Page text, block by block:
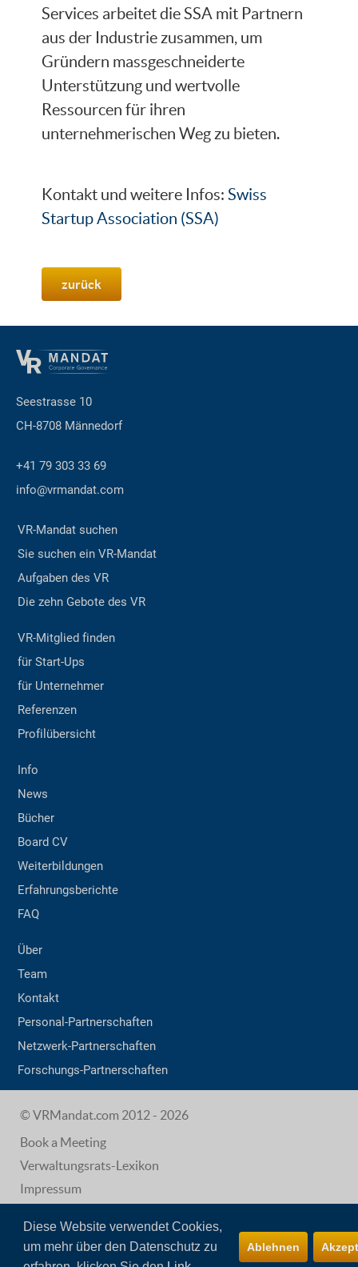
Diese Website verwendet Cookies,
um mehr über den Datenschutz zu
Ablehnen
Services arbeitet die SSA mit Partnern
aus der Industrie zusammen, um
Gründern massgeschneiderte
Unterstützung und wertvolle
Ressourcen für ihren
unternehmerischen Weg zu bieten.
Kontakt und weitere Infos: Swiss
Startup Association (SSA)
zurück
Seestrasse 10
CH-8708 Männedorf
+41 79 303 33 69
info@vrmandat.com
VR-Mandat suchen
Sie suchen ein VR-Mandat
Aufgaben des VR
Die zehn Gebote des VR
VR-Mitglied finden
für Start-Ups
für Unternehmer
Referenzen
Profilübersicht
Info
News
Bücher
Board CV
Weiterbildungen
Erfahrungsberichte
FAQ
Über
Team
Kontakt
Personal-Partnerschaften
Netzwerk-Partnerschaften
Forschungs-Partnerschaften
© VRMandat.com 2012 - 2026
Book a Meeting
Verwaltungsrats-Lexikon
Impressum
Datenschutz